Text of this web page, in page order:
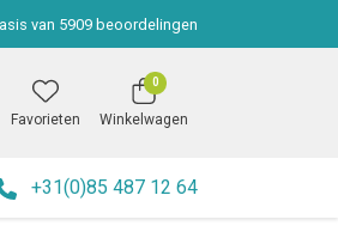
van 5909 beoordelingen
Favorieten
0
Winkelwagen
+31(0)85 487 12 64